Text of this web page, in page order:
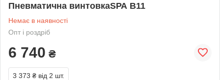
Пневматична винтовкаЅРА B11
Немає в наявності
Опт і роздріб
6 740 ₴
3 373 ₴ від 2 шт.